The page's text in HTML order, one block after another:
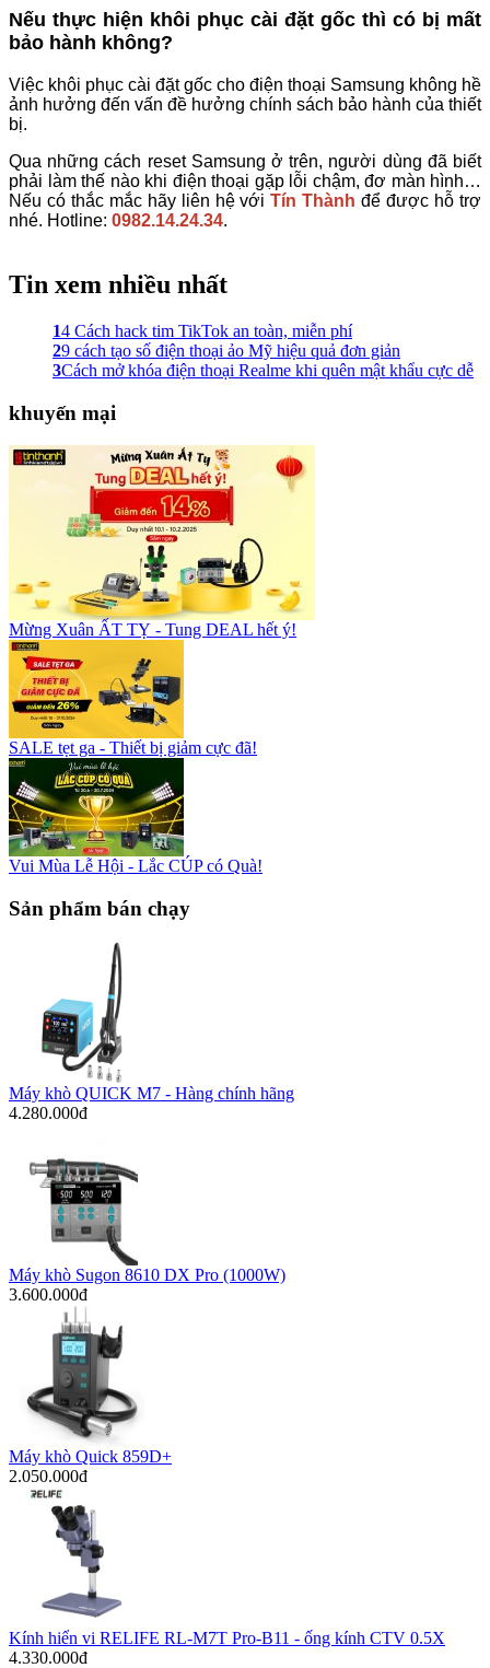
Nếu thực hiện khôi phục cài đặt gốc thì có bị mất
bảo hành không?
Việc khôi phục cài đặt gốc cho điện thoại Samsung không hề
ảnh hưởng đến vấn đề hưởng chính sách bảo hành của thiết
bị.
Qua những cách reset Samsung ở trên, người dùng đã biết
phải làm thế nào khi điện thoại gặp lỗi chậm, đơ màn hình…
Nếu có thắc mắc hãy liên hệ vớiTín Thành để được hỗ trợ
nhé. Hotline: 0982.14.24.34.
Tin xem nhiều nhất
14 Cách hack tim TikTok an toàn, miễn phí
29 cách tạo số điện thoại ảo Mỹ hiệu quả đơn giản
3Cách mở khóa điện thoại Realme khi quên mật khẩu cực dễ
khuyến mại
Mừng Xuân ẤT TỴ - Tung DEAL hết ý!
SALE tẹt ga - Thiết bị giảm cực đã!
Vui Mùa Lễ Hội - Lắc CÚP có Quà!
Sản phẩm bán chạy
Máy khò QUICK M7 - Hàng chính hãng
4.280.000đ
Máy khò Sugon 8610 DX Pro (1000W)
3.600.000đ
Máy khò Quick 859D+
2.050.000đ
Kính hiển vi RELIFE RL-M7T Pro-B11 - ống kính CTV 0.5X
4.330.000đ